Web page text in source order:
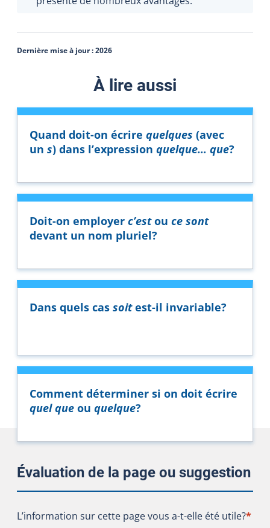
Dernière mise à jour :2026
À lire aussi
Quand doit-on écrire quelques (avec
un s) dans l’expression quelque… que?
Doit-on employer c’estou ce sont
devant un nom pluriel?
Dans quels cas soitest-il invariable?
Comment déterminer si on doit écrire
quel que ou quelque?
Évaluation de la page ou suggestion
L’information sur cette page vous a-t-elle été utile?
L’information sur cette page vous a-t-elle été utile?*